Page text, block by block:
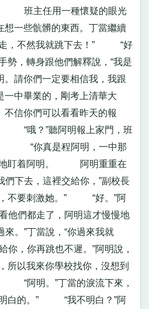
” 班主任用一種懷疑的眼光
想一些骯髒的東西。丁當繼續
走，不然我就跳下去！” “好
勢，轉身跟他們解釋說，“我是
。請你們一定要相信我，我跟
一中畢業的，剛考上清華大
不信你們可以看看昨天的報
“哦？”聽阿明報上家門，班
。 “你真是程阿明，一中那
地盯着阿明。 阿明重重在
去，這裡交給你，”副校長
，不要刺激她。” “好。”阿
們都走了，阿明這才慢慢地
”丁當說，“你過來我就
，你再跳也不遲。”阿明說，
所以我來你學校找你，沒想到
“阿明。”丁當的淚流下來，
明白的。” “我不明白？”阿